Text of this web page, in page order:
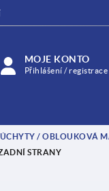
MOJE KONTO
Přihlášení / registrace
/ OBLOUKOVÁ
STRANY